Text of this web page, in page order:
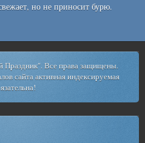
но не приносит бурю.
Праздник". Все права защищены.
сайта активная индексируемая